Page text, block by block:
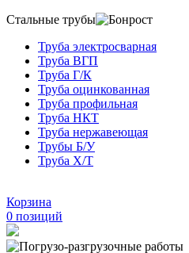
Стальные трубы
Труба электросварная
Труба ВГП
Труба Г/К
Труба оцинкованная
Труба профильная
Труба НКТ
Труба нержавеющая
Трубы Б/У
Труба Х/Т
Корзина
0 позиций